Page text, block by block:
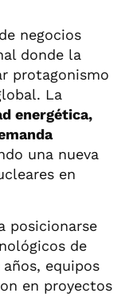
negocios
donde la
protagonismo
La
energética,
una nueva
en
posicionarse
de
equipos
en proyectos